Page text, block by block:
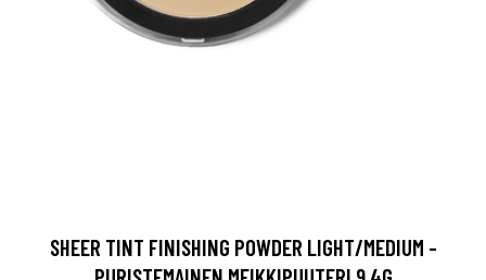
SHEER TINT FINISHING POWDER LIGHT/MEDIUM -